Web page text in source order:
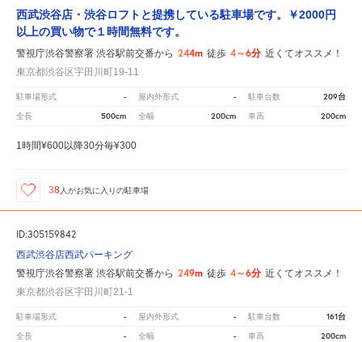
西武渋谷店・渋谷ロフトと提携している駐車場です。￥2000円
以上の買い物で１時間無料です。
警視庁渋谷警察署 渋谷駅前交番から 244m 徒歩 4～6分 近くてオススメ！
東京都渋谷区宇田川町19-11
駐車場形式 - 屋内外形式 - 駐車台数 209台
全長 500cm 全幅 200cm 車高 200cm
1時間¥600以降30分毎¥300
38人がお気に入りの駐車場
ID:305159842
西武渋谷店西武パーキング
警視庁渋谷警察署 渋谷駅前交番から 249m 徒歩 4～6分 近くてオススメ！
東京都渋谷区宇田川町21-1
駐車場形式 - 屋内外形式 - 駐車台数 161台
全長 - 全幅 - 車高 200cm